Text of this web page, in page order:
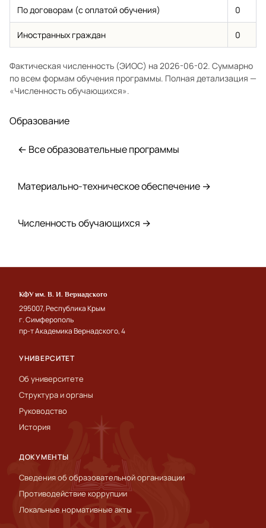
По договорам (с оплатой обучения) 0
Иностранных граждан 0
Фактическая численность (ЭИОС) на 2026-06-02. Суммарно
по всем формам обучения программы. Полная детализация —
«Численность обучающихся».
Образование
← Все образовательные программы
Материально-техническое обеспечение →
Численность обучающихся →
КФУ им. В. И. Вернадского
295007, Республика Крым
г. Симферополь
пр-т Академика Вернадского, 4
УНИВЕРСИТЕТ
Об университете
Структура и органы
Руководство
История
ДОКУМЕНТЫ
Сведения об образовательной организации
Противодействие коррупции
Локальные нормативные акты